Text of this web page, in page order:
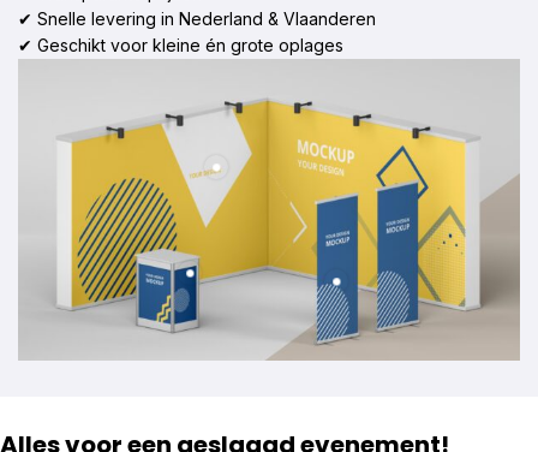
✔ Snelle levering in Nederland & Vlaanderen
✔ Geschikt voor kleine én grote oplages
Alles voor een geslaagd evenement!